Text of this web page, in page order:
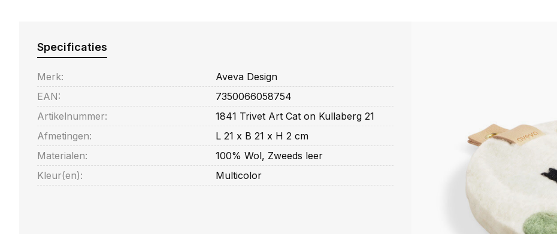
Specificaties
Merk:
Aveva Design
EAN:
7350066058754
Artikelnummer:
1841 Trivet Art Cat on Kullaberg 21
Afmetingen:
L 21 x B 21 x H 2 cm
Materialen:
100% Wol, Zweeds leer
Kleur(en):
Multicolor